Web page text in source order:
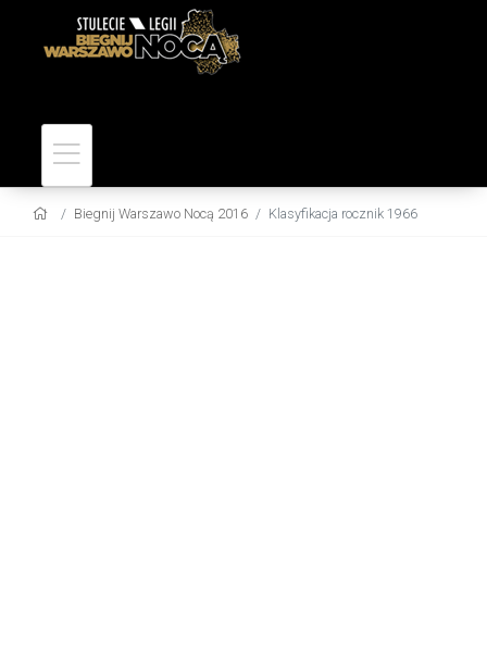
Biegnij Warszawo Nocą 2016 Klasyfikacja rocznik 1966